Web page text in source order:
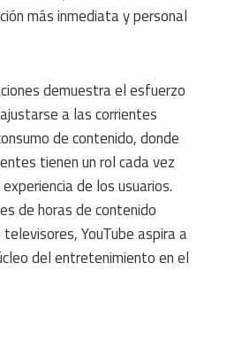
más inmediata y personal
demuestra el esfuerzo
a las corrientes
de contenido, donde
tienen un rol cada vez
de los usuarios.
de horas de contenido
YouTube aspira a
del entretenimiento en el